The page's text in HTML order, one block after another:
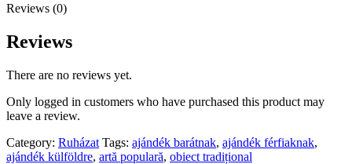
Reviews (0)
Reviews
There are no reviews yet.
Only logged in customers who have purchased this product may
leave a review.
Category: Ruházat Tags: ajándék barátnak, ajándék férfiaknak,
ajándék külföldre, artă populară, obiect tradițional